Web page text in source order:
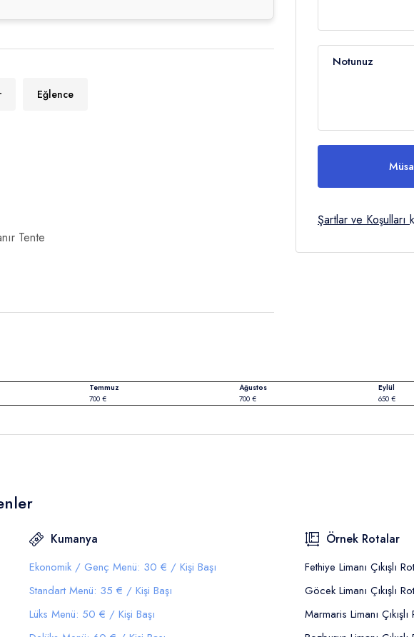
Eğlence
Tente
Notunuz
Şartlar ve Koşulları
Temmuz Ağustos Eylül
700 € 700 € 650 €
Kumanya
Ekonomik / Genç Menü: 30 € / Kişi Başı
Standart Menü: 35 € / Kişi Başı
Lüks Menü: 50 € / Kişi Başı
Örnek Rotalar
Fethiye Limanı Çıkışlı
Göcek Limanı Çıkışlı
Marmaris Limanı Çıkışlı